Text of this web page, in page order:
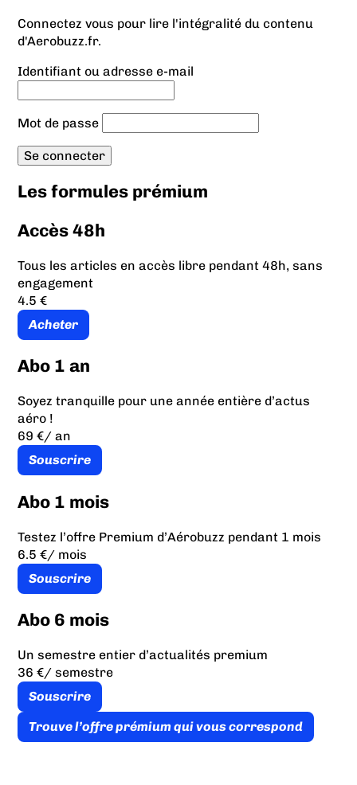
Connectez vous pour lire l'intégralité du contenu
d'Aerobuzz.fr.
Identifiant ou adresse e-mail
Mot de passe
Les formules prémium
Accès 48h
Tous les articles en accès libre pendant 48h, sans
engagement
4.5 €
Acheter
Abo 1 an
Soyez tranquille pour une année entière d’actus
aéro !
69 €/ an
Souscrire
Abo 1 mois
Testez l’offre Premium d’Aérobuzz pendant 1 mois
6.5 €/ mois
Souscrire
Abo 6 mois
Un semestre entier d’actualités premium
36 €/ semestre
Souscrire
Trouve l’offre prémium qui vous correspond